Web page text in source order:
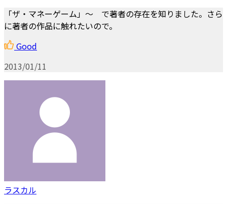
「ザ・マネーゲーム」～ で著者の存在を知りました。さら
に著者の作品に触れたいので。
Good
2013/01/11
ラスカル